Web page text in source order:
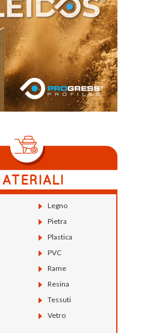
Legno
Pietra
Plastica
PVC
Rame
Resina
Tessuti
Vetro